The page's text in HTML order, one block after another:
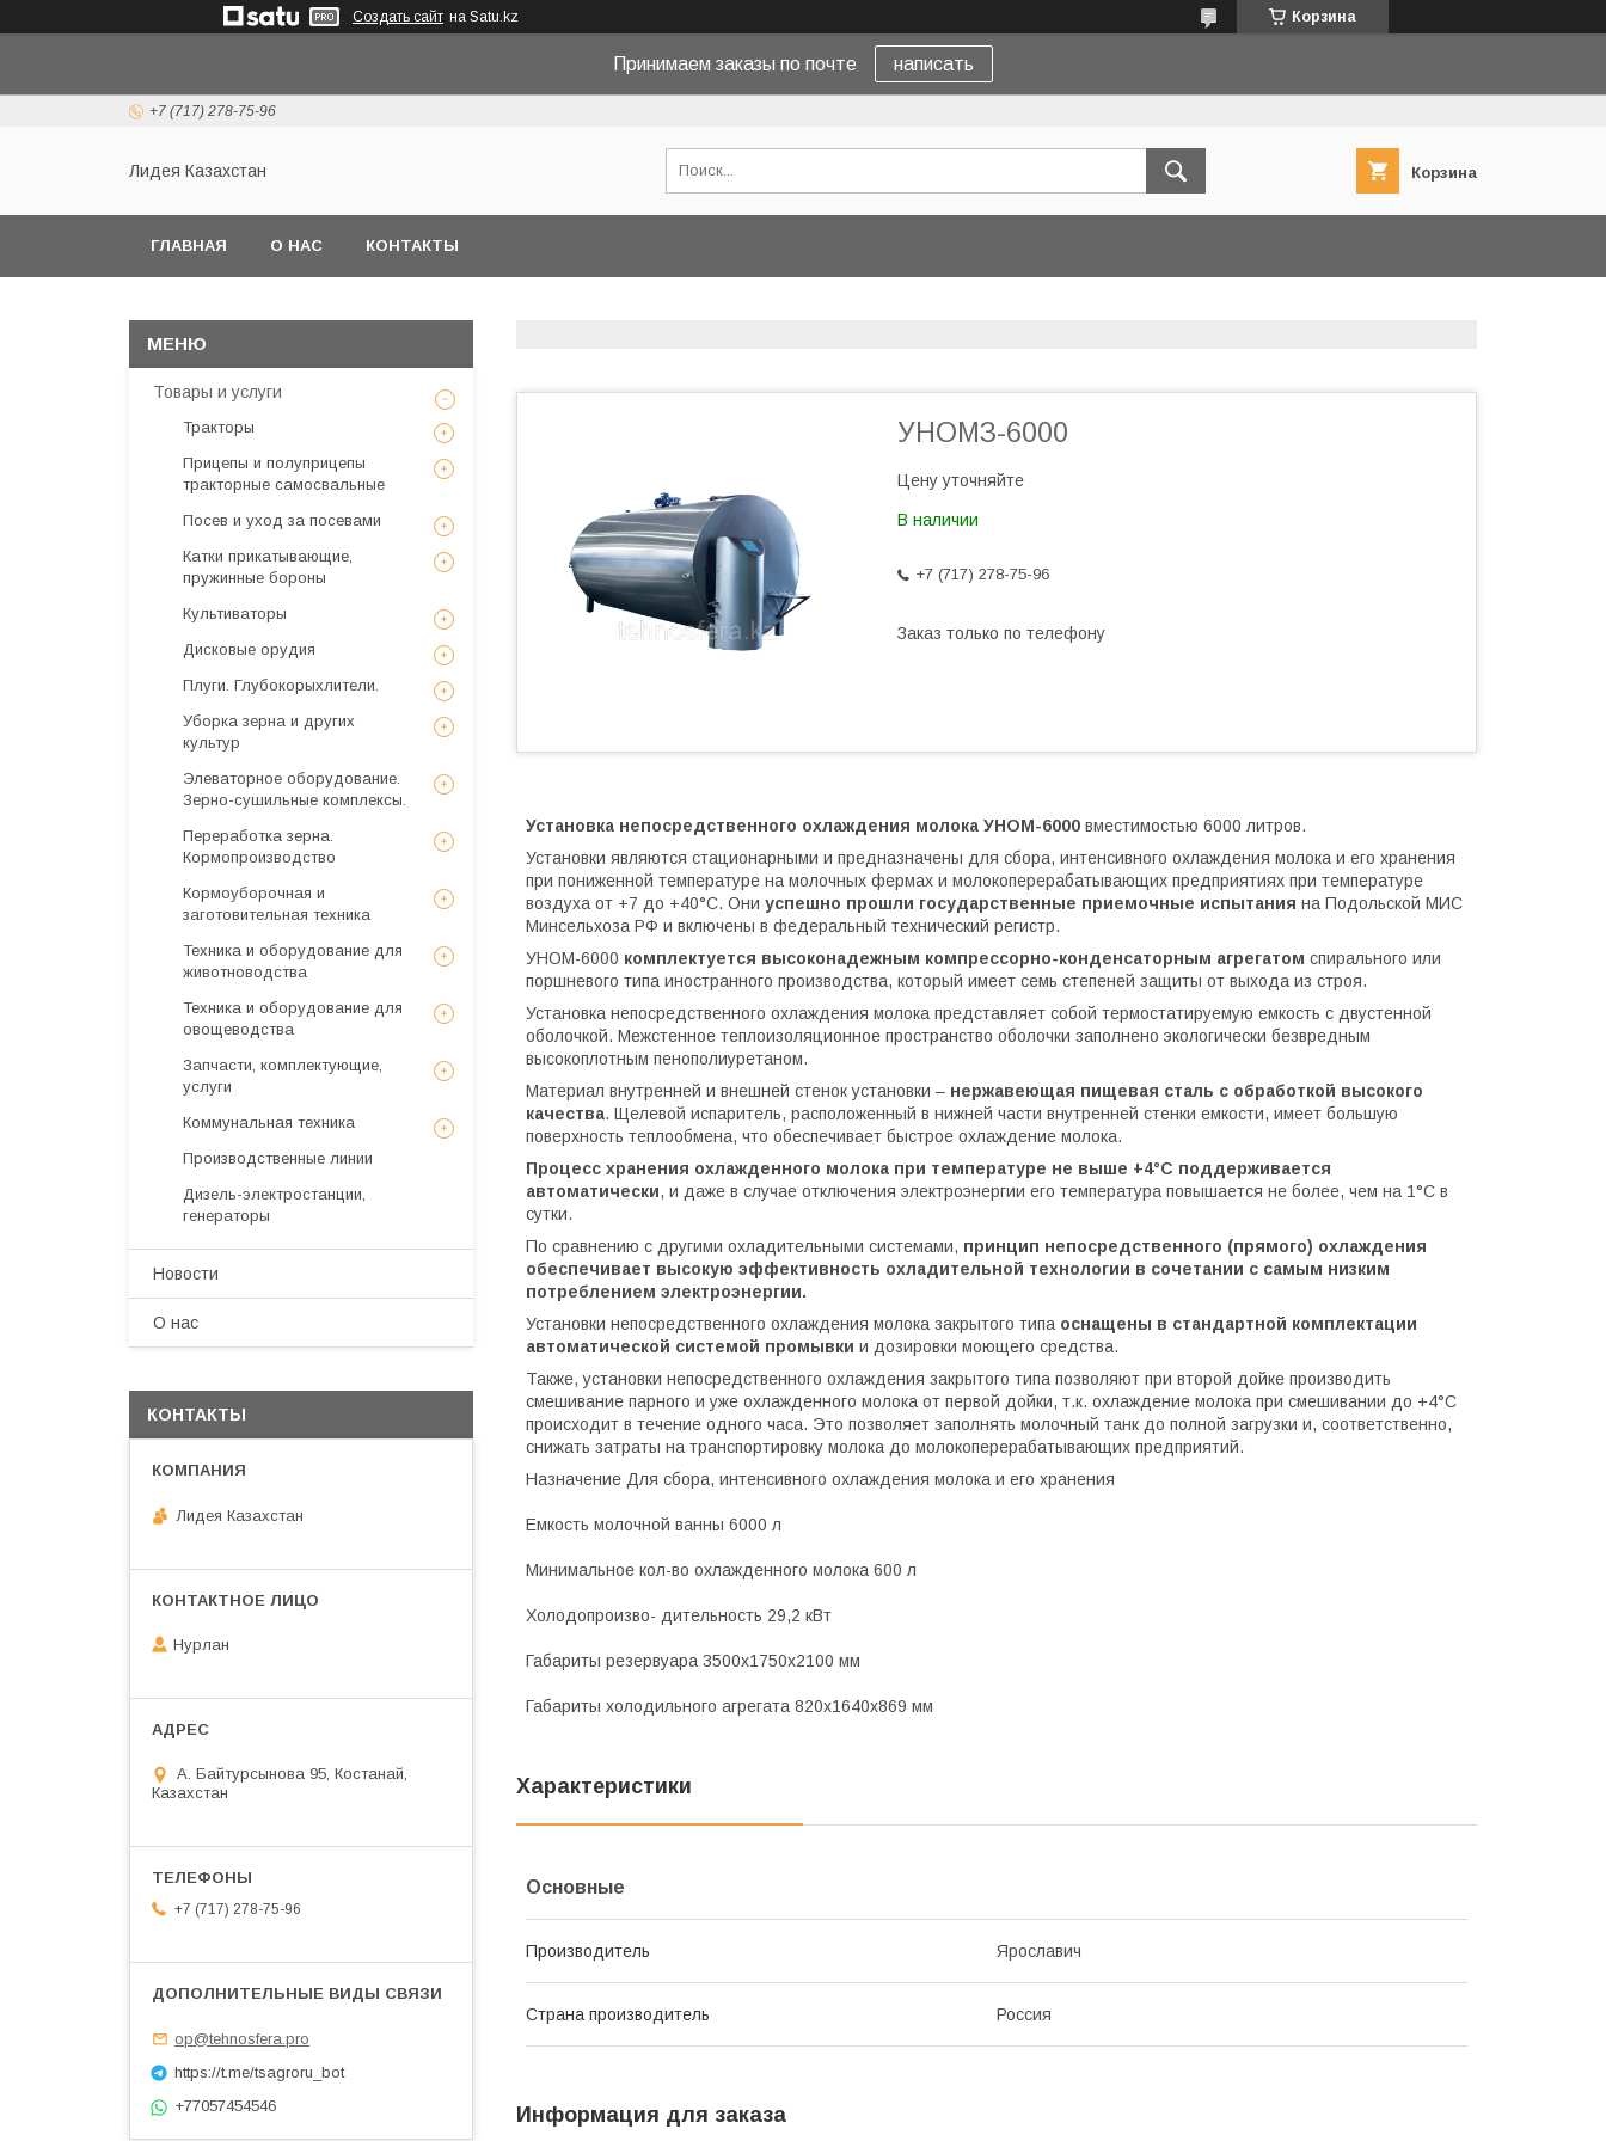
Создать сайт на Satu.kz Корзина
Принимаем заказы по почте написать
+7 (717) 278-75-96
Лидея Казахстан Корзина
ГЛАВНАЯ О НАС КОНТАКТЫ
УНОМЗ-6000
Цену уточняйте
В наличии
+7 (717) 278-75-96
Заказ только по телефону
Установка непосредственного охлаждения молока УНОМ-6000 вместимостью 6000 литров.
Установки являются стационарными и предназначены для сбора, интенсивного охлаждения молока и его хранения
при пониженной температуре на молочных фермах и молокоперерабатывающих предприятиях при температуре
воздуха от +7 до +40°С. Они успешно прошли государственные приемочные испытания на Подольской МИС
Минсельхоза РФ и включены в федеральный технический регистр.
УНОМ-6000 комплектуется высоконадежным компрессорно-конденсаторным агрегатом спирального или
поршневого типа иностранного производства, который имеет семь степеней защиты от выхода из строя.
Установка непосредственного охлаждения молока представляет собой термостатируемую емкость с двустенной
оболочкой. Межстенное теплоизоляционное пространство оболочки заполнено экологически безвредным
высокоплотным пенополиуретаном.
Материал внутренней и внешней стенок установки – нержавеющая пищевая сталь с обработкой высокого
качества. Щелевой испаритель, расположенный в нижней части внутренней стенки емкости, имеет большую
поверхность теплообмена, что обеспечивает быстрое охлаждение молока.
Процесс хранения охлажденного молока при температуре не выше +4°С поддерживается
автоматически, и даже в случае отключения электроэнергии его температура повышается не более, чем на 1°С в
сутки.
По сравнению с другими охладительными системами, принцип непосредственного (прямого) охлаждения
обеспечивает высокую эффективность охладительной технологии в сочетании с самым низким
потреблением электроэнергии.
Установки непосредственного охлаждения молока закрытого типа оснащены в стандартной комплектации
автоматической системой промывки и дозировки моющего средства.
Также, установки непосредственного охлаждения закрытого типа позволяют при второй дойке производить
смешивание парного и уже охлажденного молока от первой дойки, т.к. охлаждение молока при смешивании до +4°С
происходит в течение одного часа. Это позволяет заполнять молочный танк до полной загрузки и, соответственно,
снижать затраты на транспортировку молока до молокоперерабатывающих предприятий.
Назначение Для сбора, интенсивного охлаждения молока и его хранения
Емкость молочной ванны 6000 л
Минимальное кол-во охлажденного молока 600 л
Холодопроизво- дительность 29,2 кВт
Габариты резервуара 3500x1750x2100 мм
Габариты холодильного агрегата 820x1640x869 мм
Характеристики
Основные
Производитель Ярославич
Страна производитель Россия
Информация для заказа
Товары и услуги
Тракторы
Прицепы и полуприцепы
тракторные самосвальные
Посев и уход за посевами
Катки прикатывающие,
пружинные бороны
Культиваторы
Дисковые орудия
Плуги. Глубокорыхлители.
Уборка зерна и других
культур
Элеваторное оборудование.
Зерно-сушильные комплексы.
Переработка зерна.
Кормопроизводство
Кормоуборочная и
заготовительная техника
Техника и оборудование для
животноводства
Техника и оборудование для
овощеводства
Запчасти, комплектующие,
услуги
Коммунальная техника
Производственные линии
Дизель-электростанции,
генераторы
Новости
О нас
КОНТАКТЫ
Лидея Казахстан
Нурлан
А. Байтурсынова 95, Костанай,
Казахстан
+7 (717) 278-75-96
op@tehnosfera.pro
https://t.me/tsagroru_bot
+77057454546